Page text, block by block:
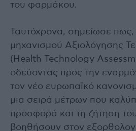
του φαρμάκου.
Ταυτόχρονα, σημείωσε
μηχανισμού Αξιολόγησης
(Health Technology
οδεύοντας προς την
τον νέο ευρωπαϊκό
μια σειρά μέτρων που
προσφορά και τη ζήτηση
βοηθήσουν στον